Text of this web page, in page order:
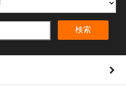
検索